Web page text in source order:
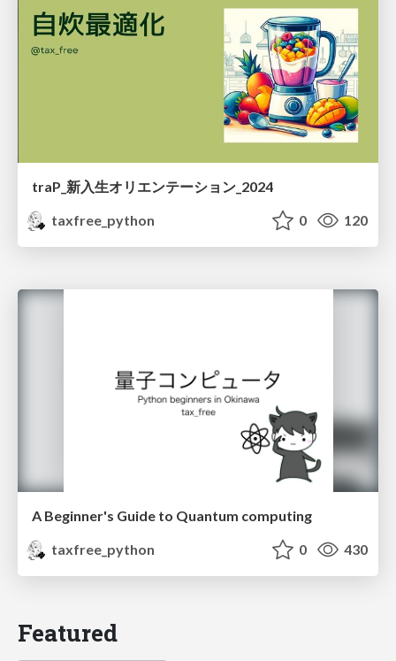
traP_新入生オリエンテーション_2024
taxfree_python
0 120
A Beginner's Guide to Quantum computing
taxfree_python
0 430
Featured